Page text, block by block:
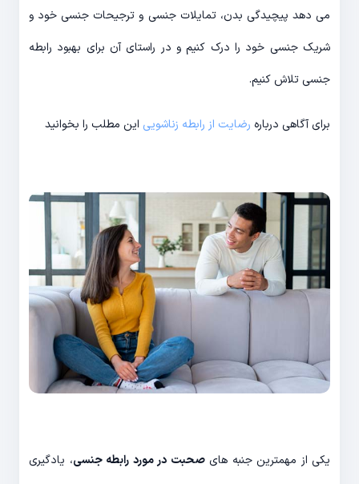
می دهد پیچیدگی بدن، تمایلات جنسی و ترجیحات جنسی خود و
شریک جنسی خود را درک کنیم و در راستای آن برای بهبود رابطه
جنسی تلاش کنیم.
برای آگاهی درباره رضایت از رابطه زناشویی این مطلب را بخوانید
یکی از مهمترین جنبه هایصحبت در مورد رابطه جنسی، یادگیری